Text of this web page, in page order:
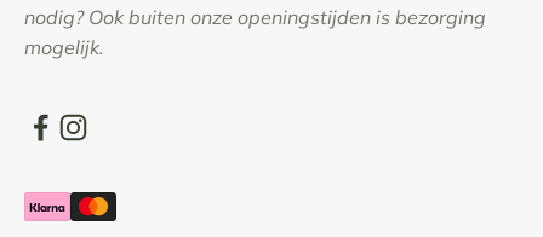
nodig? Ook buiten onze openingstijden is bezorging
mogelijk.